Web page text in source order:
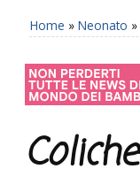
Home » Neonato »